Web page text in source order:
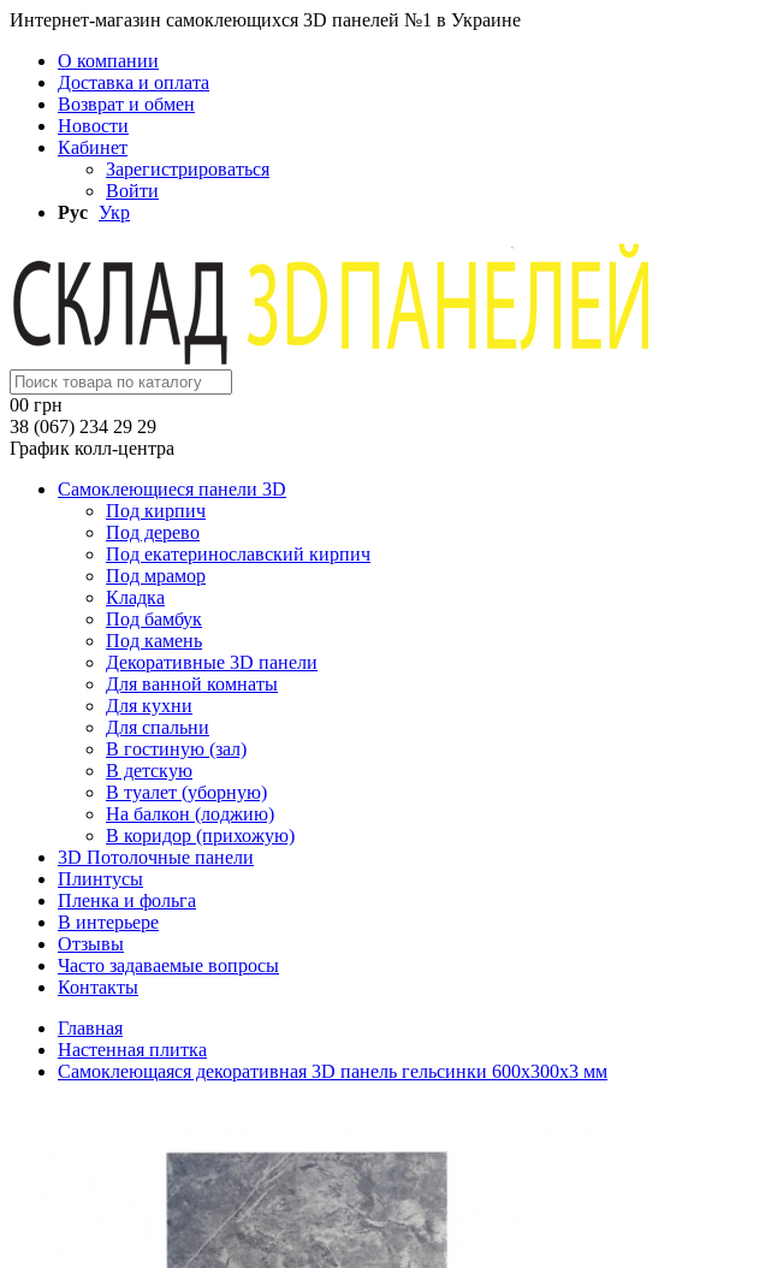
Интернет-магазин самоклеющихся 3D панелей №1 в Украине
О компании
Доставка и оплата
Возврат и обмен
Новости
Кабинет
Зарегистрироваться
Войти
Рус Укр
00 грн
38 (067) 234 29 29
График колл-центра
Самоклеющиеся панели 3D
Под кирпич
Под дерево
Под екатеринославский кирпич
Под мрамор
Кладка
Под бамбук
Под камень
Декоративные 3D панели
Для ванной комнаты
Для кухни
Для спальни
В гостиную (зал)
В детскую
В туалет (уборную)
На балкон (лоджию)
В коридор (прихожую)
3D Потолочные панели
Плинтусы
Пленка и фольга
В интерьере
Отзывы
Часто задаваемые вопросы
Контакты
Главная
Настенная плитка
Самоклеющаяся декоративная 3D панель гельсинки 600x300x3 мм